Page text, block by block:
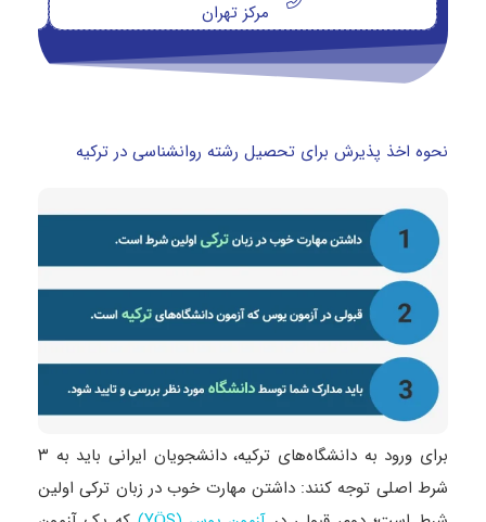
مرکز تهران
نحوه اخذ پذیرش برای تحصیل رشته روانشناسی در ترکیه
برای ورود به دانشگاه‌های ترکیه، دانشجویان ایرانی باید به ۳
شرط اصلی توجه کنند: داشتن مهارت خوب در زبان ترکی اولین